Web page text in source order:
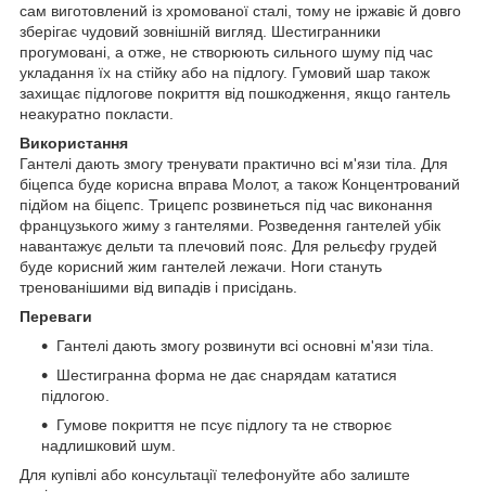
сам виготовлений із хромованої сталі, тому не іржавіє й довго
зберігає чудовий зовнішній вигляд. Шестигранники
прогумовані, а отже, не створюють сильного шуму під час
укладання їх на стійку або на підлогу. Гумовий шар також
захищає підлогове покриття від пошкодження, якщо гантель
неакуратно покласти.
Використання
Гантелі дають змогу тренувати практично всі м'язи тіла. Для
біцепса буде корисна вправа Молот, а також Концентрований
підйом на біцепс. Трицепс розвинеться під час виконання
французького жиму з гантелями. Розведення гантелей убік
навантажує дельти та плечовий пояс. Для рельєфу грудей
буде корисний жим гантелей лежачи. Ноги стануть
тренованішими від випадів і присідань.
Переваги
Гантелі дають змогу розвинути всі основні м'язи тіла.
Шестигранна форма не дає снарядам кататися
підлогою.
Гумове покриття не псує підлогу та не створює
надлишковий шум.
Для купівлі або консультації телефонуйте або залиште